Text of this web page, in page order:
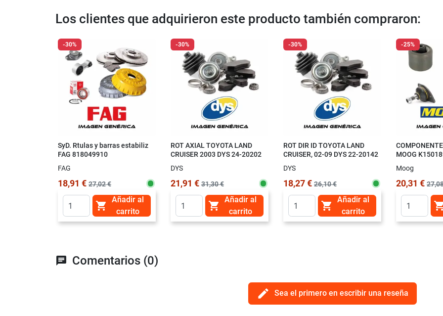
Los clientes que adquirieron este producto también compraron:
-30%
SyD. Rtulas y barras estabiliz
FAG 818049910
FAG
18,91 € 27,02 €

Añadir al
carrito
-30%
ROT AXIAL TOYOTA LAND
CRUISER 2003 DYS 24-20202
DYS
21,91 € 31,30 €

Añadir al
carrito
-30%
ROT DIR ID TOYOTA LAND
CRUISER, 02-09 DYS 22-20142
DYS
18,27 € 26,10 €

Añadir al
carrito
-25%
MOOG
Moog
20,31 €
chat Comentarios (0)
edit Sea el primero en escribir una reseña